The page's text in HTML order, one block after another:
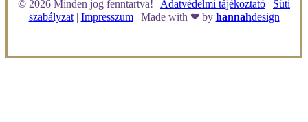
© 2026 Minden jog fenntartva! | Adatvédelmi tájékoztató | Süti
szabályzat| Impresszum| Made with ❤ by hannahdesign